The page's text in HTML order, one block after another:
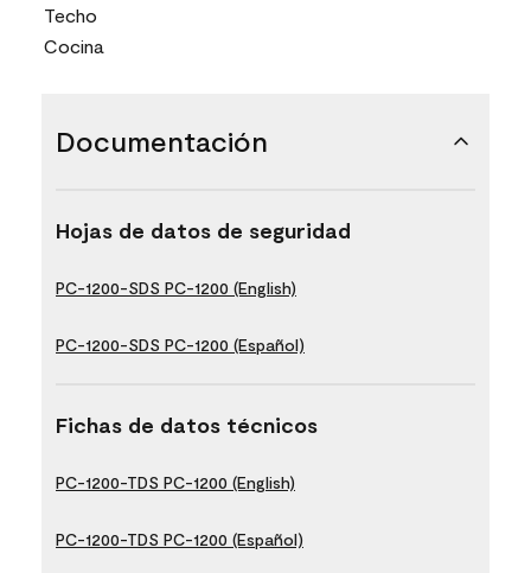
Techo
Cocina
Documentación
Hojas de datos de seguridad
PC-1200-SDS PC-1200 (English)
PC-1200-SDS PC-1200 (Español)
Fichas de datos técnicos
PC-1200-TDS PC-1200 (English)
PC-1200-TDS PC-1200 (Español)